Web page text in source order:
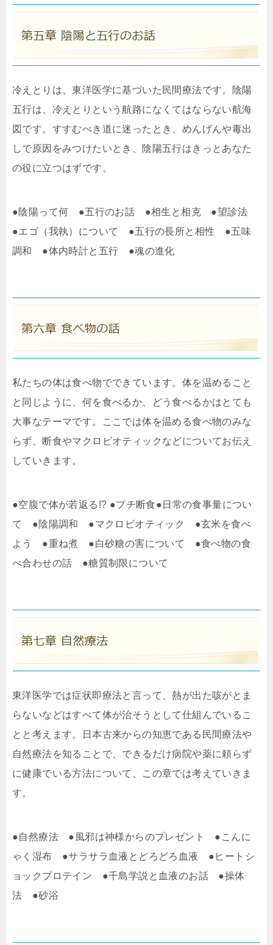
冷えとりは、東洋医学に基づいた民間療法です。陰陽
五行は、冷えとりという航路になくてはならない航海
図です。すすむべき道に迷ったとき、めんげんや毒出
しで原因をみつけたいとき、陰陽五行はきっとあなた
の役に立つはずです。
●陰陽って何 ●五行のお話 ●相生と相克 ●望診法
●エゴ（我執）について ●五行の長所と相性 ●五味
調和 ●体内時計と五行 ●魂の進化
私たちの体は食べ物でできています。体を温めること
と同じように、何を食べるか、どう食べるかはとても
大事なテーマです。ここでは体を温める食べ物のみな
らず、断食やマクロビオティックなどについてお伝え
していきます。
●空腹で体が若返る!? ●プチ断食●日常の食事量につい
て ●陰陽調和 ●マクロビオティック ●玄米を食べ
よう ●重ね煮 ●白砂糖の害について ●食べ物の食
べ合わせの話 ●糖質制限について
東洋医学では症状即療法と言って、熱が出た咳がとま
らないなどはすべて体が治そうとして仕組んでいるこ
とと考えます。日本古来からの知恵である民間療法や
自然療法を知ることで、できるだけ病院や薬に頼らず
に健康でいる方法について、この章では考えていきま
す。
●自然療法 ●風邪は神様からのプレゼント ●こんに
ゃく湿布 ●サラサラ血液とどろどろ血液 ●ヒートシ
ョックプロテイン ●千島学説と血液のお話 ●操体
法 ●砂浴